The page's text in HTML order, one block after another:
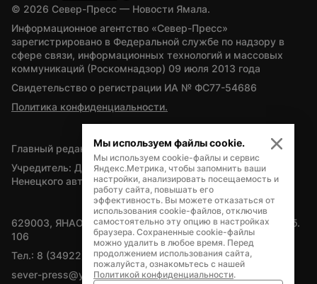
© 2026 Север-Пресс — Новости Ямала.
Информационное агентство «Север-Пресс»
зарегистрировано в Федеральной службе по надзору в
сфере связи, информационных технологий и массовых
коммуникаций (Роскомнадзор) 09 июля 2013 года
Свидетельство о регистрации ИА № ФС77-54686
Политика конфиденциальности.
Главный редактор — А.Л. Поздеев
Учредитель: Департамент внутренней политики Ямало-
Ненецкого автономного округа
629003, ЯНАО, Салехард, мкр. Богдана Кнунянца, д.1, каб.
106
Тел.: 8 (34922) 71262
sever-press@yamal-media.ru
Мы используем файлы cookie.
Мы используем cookie-файлы и сервис
Яндекс.Метрика, чтобы запомнить ваши
настройки, анализировать посещаемость и
работу сайта, повышать его
эффективность. Вы можете отказаться от
использования cookie-файлов, отключив
самостоятельно эту опцию в настройках
браузера. Сохраненные cookie-файлы
можно удалить в любое время. Перед
продолжением использования сайта,
пожалуйста, ознакомьтесь с нашей
Политикой конфиденциальности.